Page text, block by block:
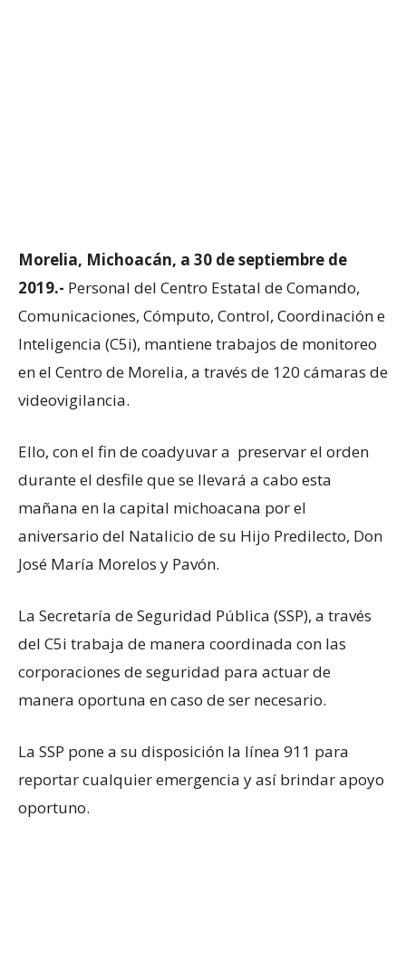
Morelia, Michoacán, a 30 de septiembre de
2019.- Personal del Centro Estatal de Comando,
Comunicaciones, Cómputo, Control, Coordinación e
Inteligencia (C5i), mantiene trabajos de monitoreo
en el Centro de Morelia, a través de 120 cámaras de
videovigilancia.
Ello, con el fin de coadyuvar a preservar el orden
durante el desfile que se llevará a cabo esta
mañana en la capital michoacana por el
aniversario del Natalicio de su Hijo Predilecto, Don
José María Morelos y Pavón.
La Secretaría de Seguridad Pública (SSP), a través
del C5i trabaja de manera coordinada con las
corporaciones de seguridad para actuar de
manera oportuna en caso de ser necesario.
La SSP pone a su disposición la línea 911 para
reportar cualquier emergencia y así brindar apoyo
oportuno.